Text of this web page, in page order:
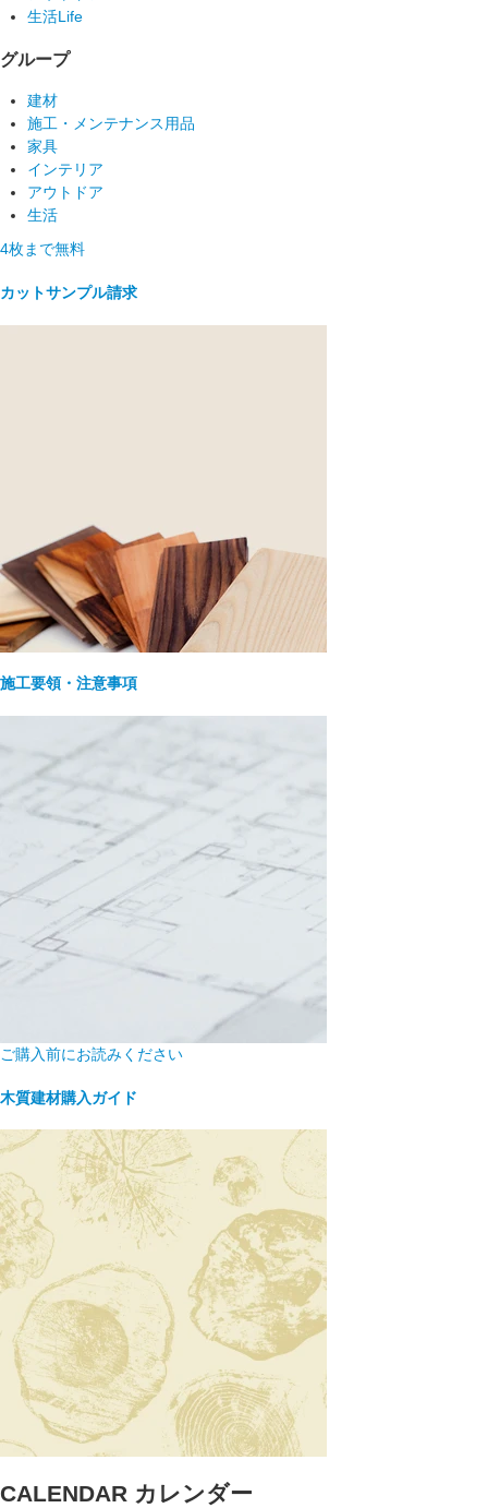
生活Life
グループ
建材
施工・メンテナンス用品
家具
インテリア
アウトドア
生活
4枚まで無料
カットサンプル請求
施工要領・注意事項
ご購入前にお読みください
木質建材購入ガイド
CALENDAR カレンダー